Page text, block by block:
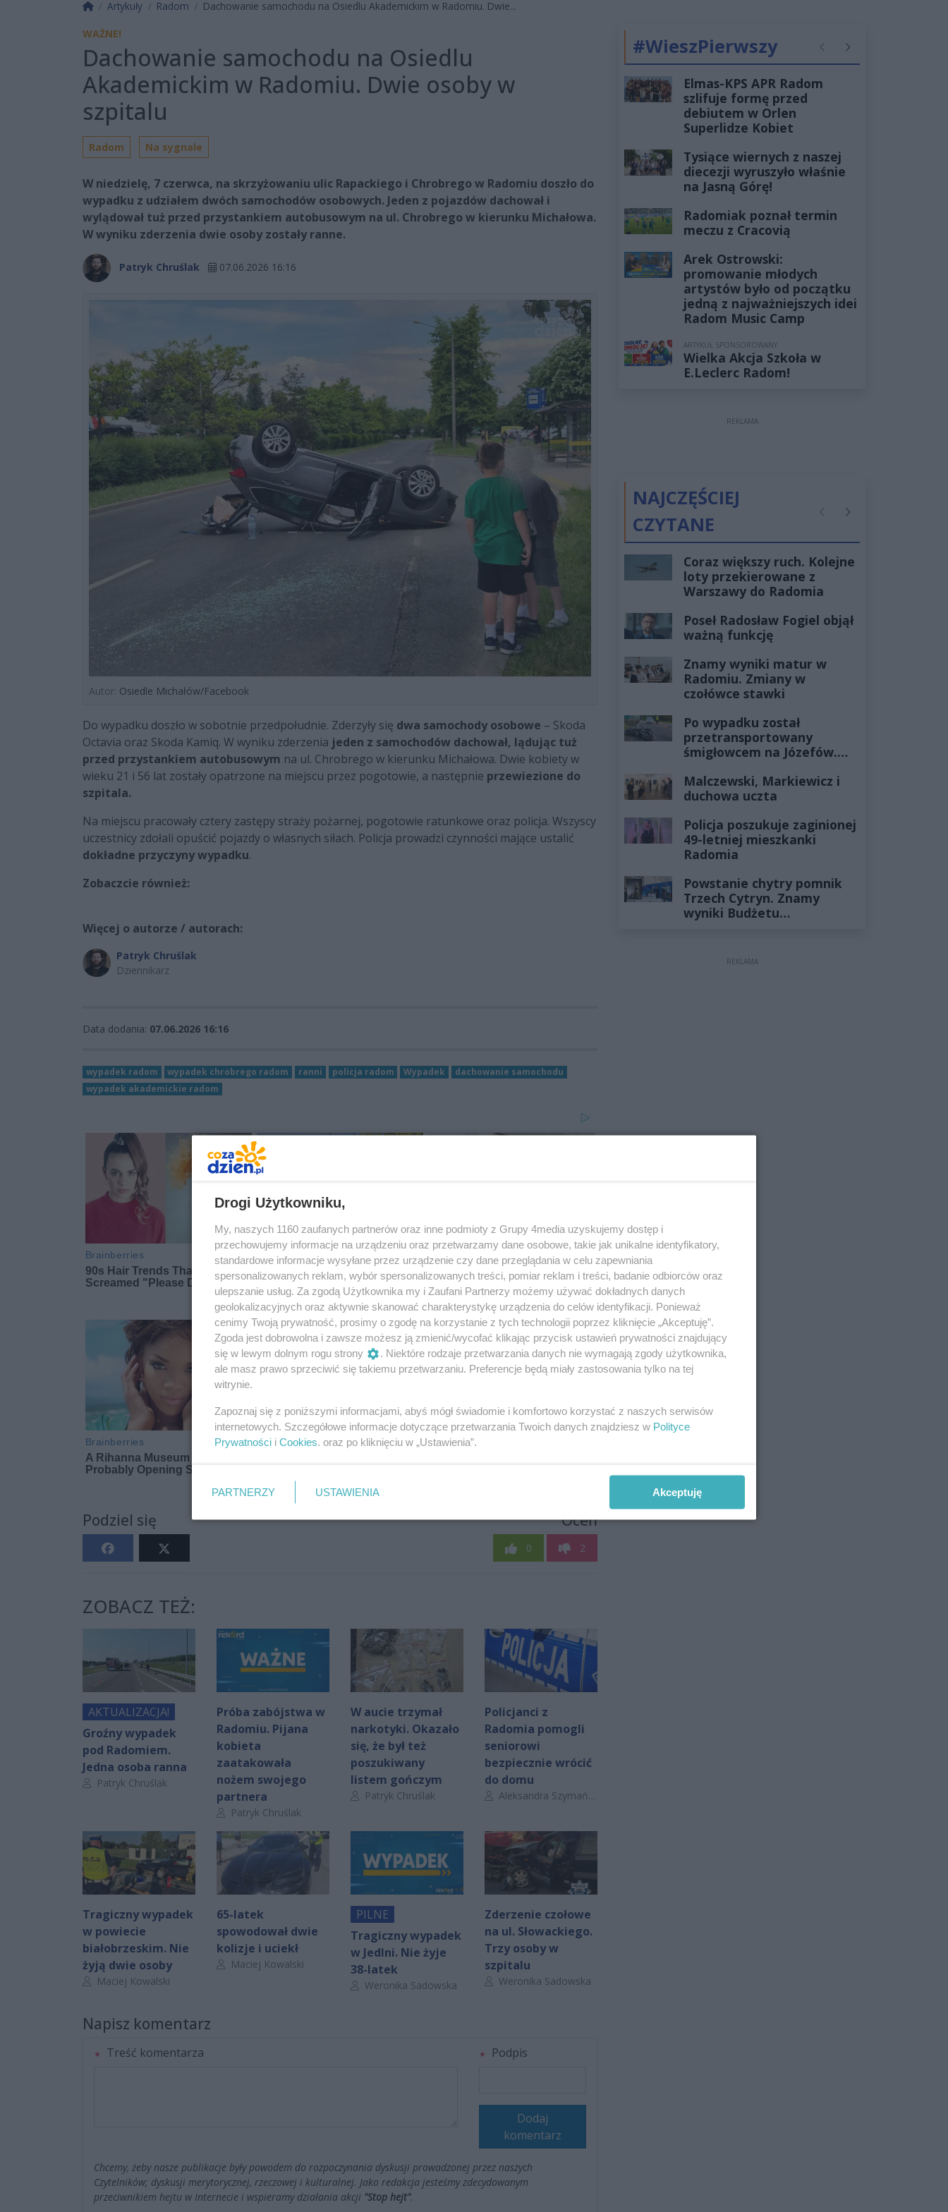
Strona główna
Artykuły Radom Dachowanie samochodu na Osiedlu Akademickim w Radomiu. Dwie...
WAŻNE!
Dachowanie samochodu na Osiedlu
Akademickim w Radomiu. Dwie osoby w
szpitalu
Radom Na sygnale
W niedzielę, 7 czerwca, na skrzyżowaniu ulic Rapackiego i Chrobrego w Radomiu doszło do
wypadku z udziałem dwóch samochodów osobowych. Jeden z pojazdów dachował i
wylądował tuż przed przystankiem autobusowym na ul. Chrobrego w kierunku Michałowa.
W wyniku zderzenia dwie osoby zostały ranne.
Patryk Chruślak 07.06.2026 16:16
Autor: Osiedle Michałów/Facebook
Do wypadku doszło w sobotnie przedpołudnie. Zderzyły się dwa samochody osobowe – Skoda
Octavia oraz Skoda Kamiq. W wyniku zderzenia jeden z samochodów dachował, lądując tuż
przed przystankiem autobusowym na ul. Chrobrego w kierunku Michałowa. Dwie kobiety w
wieku 21 i 56 lat zostały opatrzone na miejscu przez pogotowie, a następnie przewiezione do
szpitala.
Na miejscu pracowały cztery zastępy straży pożarnej, pogotowie ratunkowe oraz policja. Wszyscy
uczestnicy zdołali opuścić pojazdy o własnych siłach. Policja prowadzi czynności mające ustalić
dokładne przyczyny wypadku.
Zobaczcie również:
Więcej o autorze / autorach:
Patryk Chruślak
Dziennikarz
Data dodania: 07.06.2026 16:16
wypadek radom wypadek chrobrego radom ranni policja radom Wypadek
dachowanie samochodu
wypadek akademickie radom
Podziel się Oceń
0 2
ZOBACZ TEŻ:
AKTUALIZACJA!
Groźny wypadek
pod Radomiem.
Jedna osoba ranna
Autor artykułu:
Patryk Chruślak
Próba zabójstwa w
Radomiu. Pijana
kobieta
zaatakowała
nożem swojego
partnera
Autor artykułu:
Patryk Chruślak
W aucie trzymał
narkotyki. Okazało
się, że był też
poszukiwany
listem gończym
Autor artykułu:
Patryk Chruślak
Policjanci z
Radomia pomogli
seniorowi
bezpiecznie wrócić
do domu
Autor artykułu:
Aleksandra Szymańska
Tragiczny wypadek
w powiecie
białobrzeskim. Nie
żyją dwie osoby
Autor artykułu:
Maciej Kowalski
65-latek
spowodował dwie
kolizje i uciekł
Autor artykułu:
Maciej Kowalski
PILNE
Tragiczny wypadek
w Jedlni. Nie żyje
38-latek
Autor artykułu:
Weronika Sadowska
Zderzenie czołowe
na ul. Słowackiego.
Trzy osoby w
szpitalu
Autor artykułu:
Weronika Sadowska
Napisz komentarz
Treść komentarza Podpis
Dodaj
komentarz
Chcemy, żeby nasze publikacje były powodem do rozpoczynania dyskusji prowadzonej przez naszych
Czytelników; dyskusji merytorycznej, rzeczowej i kulturalnej. Jako redakcja jesteśmy zdecydowanym
przeciwnikiem hejtu w Internecie i wspieramy działania akcji "Stop hejt".
#WieszPierwszy PoprzednieNastępne
Elmas-KPS APR Radom
szlifuje formę przed
debiutem w Orlen
Superlidze Kobiet
Tysiące wiernych z naszej
diecezji wyruszyło właśnie
na Jasną Górę!
Radomiak poznał termin
meczu z Cracovią
Arek Ostrowski:
promowanie młodych
artystów było od początku
jedną z najważniejszych idei
Radom Music Camp
ARTYKUŁ SPONSOROWANY
Wielka Akcja Szkoła w
E.Leclerc Radom!
REKLAMA
NAJCZĘŚCIEJ
CZYTANE
PoprzednieNastępne
Coraz większy ruch. Kolejne
loty przekierowane z
Warszawy do Radomia
Poseł Radosław Fogiel objął
ważną funkcję
Znamy wyniki matur w
Radomiu. Zmiany w
czołówce stawki
Po wypadku został
przetransportowany
śmigłowcem na Józefów.
żyłach
Malczewski, Markiewicz i
duchowa uczta
Policja poszukuje zaginionej
49-letniej mieszkanki
Radomia
Powstanie chytry pomnik
Trzech Cytryn. Znamy
wyniki Budżetu
REKLAMA
Drogi Użytkowniku,
My, naszych 1160 zaufanych partnerów oraz inne podmioty z Grupy 4media uzyskujemy dostęp i
przechowujemy informacje na urządzeniu oraz przetwarzamy dane osobowe, takie jak unikalne identyfikatory,
standardowe informacje wysyłane przez urządzenie czy dane przeglądania w celu zapewniania
spersonalizowanych reklam, wybór spersonalizowanych treści, pomiar reklam i treści, badanie odbiorców oraz
ulepszanie usług. Za zgodą Użytkownika my i Zaufani Partnerzy możemy używać dokładnych danych
geolokalizacyjnych oraz aktywnie skanować charakterystykę urządzenia do celów identyfikacji. Ponieważ
cenimy Twoją prywatność, prosimy o zgodę na korzystanie z tych technologii poprzez kliknięcie „Akceptuję”.
Zgoda jest dobrowolna i zawsze możesz ją zmienić/wycofać klikając przycisk ustawień prywatności znajdujący
się w lewym dolnym rogu strony
. Niektóre rodzaje przetwarzania danych nie wymagają zgody użytkownika,
ale masz prawo sprzeciwić się takiemu przetwarzaniu. Preferencje będą miały zastosowania tylko na tej
witrynie.
Zapoznaj się z poniższymi informacjami, abyś mógł świadomie i komfortowo korzystać z naszych serwisów
internetowych. Szczegółowe informacje dotyczące przetwarzania Twoich danych znajdziesz w Polityce
Prywatności i Cookies. oraz po kliknięciu w „Ustawienia”.
PARTNERZY USTAWIENIA Akceptuję